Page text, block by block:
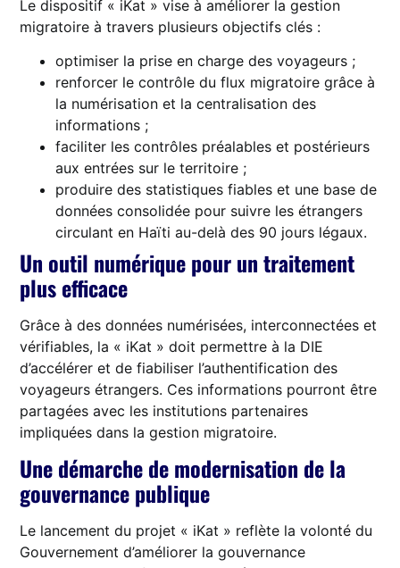
Le dispositif « iKat » vise à améliorer la gestion
migratoire à travers plusieurs objectifs clés :
optimiser la prise en charge des voyageurs ;
renforcer le contrôle du flux migratoire grâce à
la numérisation et la centralisation des
informations ;
faciliter les contrôles préalables et postérieurs
aux entrées sur le territoire ;
produire des statistiques fiables et une base de
données consolidée pour suivre les étrangers
circulant en Haïti au-delà des 90 jours légaux.
Un outil numérique pour un traitement
plus efficace
Grâce à des données numérisées, interconnectées et
vérifiables, la « iKat » doit permettre à la DIE
d’accélérer et de fiabiliser l’authentification des
voyageurs étrangers. Ces informations pourront être
partagées avec les institutions partenaires
impliquées dans la gestion migratoire.
Une démarche de modernisation de la
gouvernance publique
Le lancement du projet « iKat » reflète la volonté du
Gouvernement d’améliorer la gouvernance